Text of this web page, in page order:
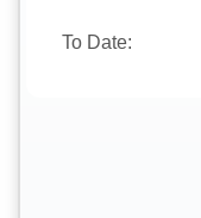
To Date: